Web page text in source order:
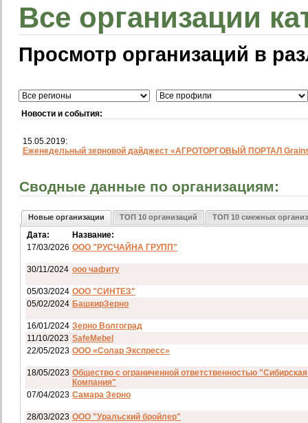
Все организации
Просмотр организаций в
Новости и события:
15.05.2019:
Еженедельный зерновой дайджест «АГРОТОРГОВЫЙ ПОРТАЛ
Сводные данные по организациям:
Новые организации ТОП 10 организаций ТОП 10 смежных
Дата:
Название:
17/03/2026 ООО "РУСЧАЙНА ГРУПП"
30/11/2024 ооо чафиту
05/03/2024 ООО "СИНТЕЗ"
05/02/2024 БашкирЗерно
16/01/2024 Зерно Волгоград
11/10/2023 SafeMebel
22/05/2023 ООО «Солар Экспресс»
18/05/2023 Общество с ограниченной ответственностью
Компания"
07/04/2023 Самара Зерно
28/03/2023 ООО "Уральский бройлер"